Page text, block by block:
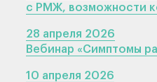
с РМЖ, возможности
28 апреля 2026
Вебинар «Симптомы
10 апреля 2026